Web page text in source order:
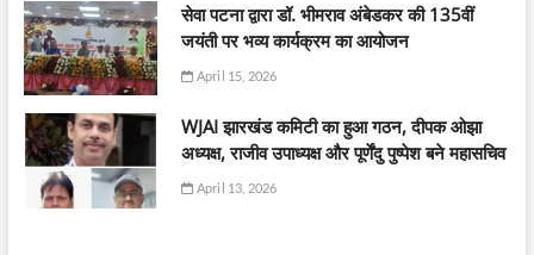
सेवा पटना द्वारा डॉ. भीमराव अंबेडकर की 135वीं
जयंती पर भव्य कार्यक्रम का आयोजन
April 15, 2026
WJAI झारखंड कमिटी का हुआ गठन, दीपक ओझा
अध्यक्ष, राजीव उपाध्यक्ष और पूर्णेंदु पुष्पेश बने महासचिव
April 13, 2026